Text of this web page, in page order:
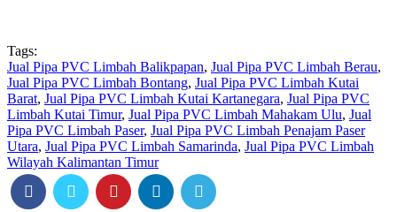
Tags:
Jual Pipa PVC Limbah Balikpapan, Jual Pipa PVC Limbah Berau,
Jual Pipa PVC Limbah Bontang, Jual Pipa PVC Limbah Kutai
Barat, Jual Pipa PVC Limbah Kutai Kartanegara, Jual Pipa PVC
Limbah Kutai Timur, Jual Pipa PVC Limbah Mahakam Ulu, Jual
Pipa PVC Limbah Paser, Jual Pipa PVC Limbah Penajam Paser
Utara, Jual Pipa PVC Limbah Samarinda, Jual Pipa PVC Limbah
Wilayah Kalimantan Timur